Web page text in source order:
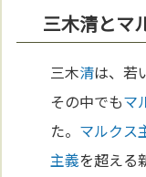
三木清とマ
三木清は、若
その中でもマ
た。 マルクス
主義を超える